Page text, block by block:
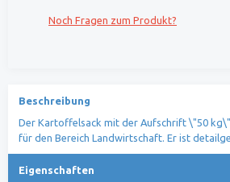
Noch Fragen zum Produkt?
Beschreibung
Der Kartoffelsack mit der Aufschrift \"50
für den Bereich Landwirtschaft. Er ist
Eigenschaften